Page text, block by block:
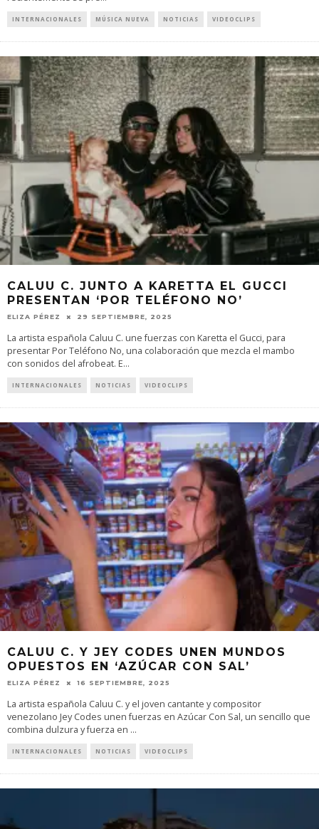
INTERNACIONALES MÚSICA NUEVA NOTICIAS VIDEOCLIPS
CALUU C. JUNTO A KARETTA EL GUCCI
PRESENTAN ‘POR TELÉFONO NO’
ELIZA PÉREZ 29 SEPTIEMBRE, 2025
La artista española Caluu C. une fuerzas con Karetta el Gucci, para
presentar Por Teléfono No, una colaboración que mezcla el mambo
con sonidos del afrobeat. E...
INTERNACIONALES NOTICIAS VIDEOCLIPS
CALUU C. Y JEY CODES UNEN MUNDOS
OPUESTOS EN ‘AZÚCAR CON SAL’
ELIZA PÉREZ 16 SEPTIEMBRE, 2025
La artista española Caluu C. y el joven cantante y compositor
venezolano Jey Codes unen fuerzas en Azúcar Con Sal, un sencillo que
combina dulzura y fuerza en ...
INTERNACIONALES NOTICIAS VIDEOCLIPS